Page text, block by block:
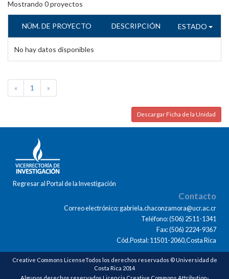
Mostrando 0proyectos
NÚM. DE PROYECTO DESCRIPCIÓN ESTADO
No hay datos disponibles
« 1 »
Descargar Ficha de la Unidad
Regresar al Portal de la Investigación
Contacto
Correo electrónico: gabriela.chaconzamora@ucr.ac.cr
Teléfono: (506) 2511-1341
Fax: (506) 2224-9367
Cód.Postal: 11501-2060,Costa Rica
Creative Commons LicenseTodos los derechos reservados © Universidad de
Costa Rica 2014